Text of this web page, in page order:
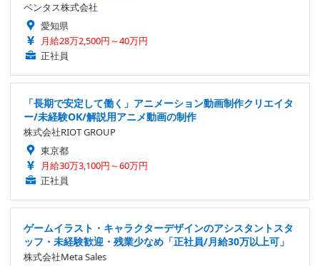
ベンタス株式会社
愛知県
月給28万2,500円～40万円
正社員
「長期で安定して働く」アニメーション動画制作クリエイタ
ー/未経験OK/解説用アニメ動画の制作
株式会社RIOT GROUP
東京都
月給30万3,100円～60万円
正社員
ゲームイラスト・キャラクターデザインのアシスタントスタ
ッフ・未経験歓迎・残業少なめ「正社員/月給30万以上可」
株式会社Meta Sales